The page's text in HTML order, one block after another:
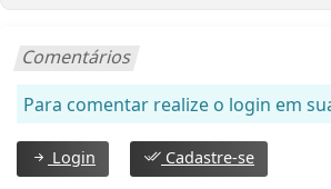
Comentários
Para comentar realize o login em
Login Cadastre-se